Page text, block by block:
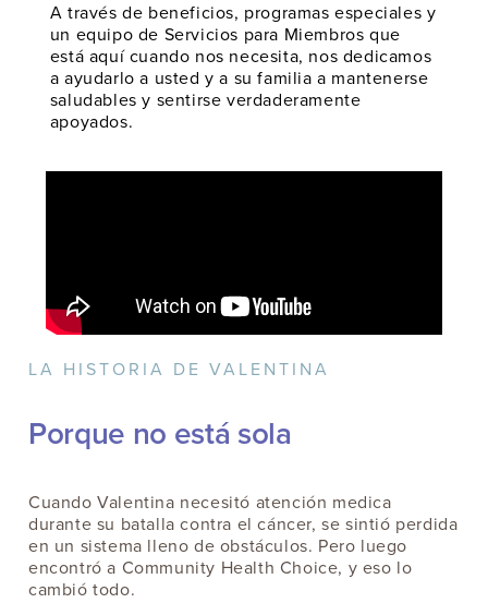
A través de beneficios, programas especiales y
un equipo de Servicios para Miembros que
está aquí cuando nos necesita, nos dedicamos
a ayudarlo a usted y a su familia a mantenerse
saludables y sentirse verdaderamente
apoyados.
LA HISTORIA DE VALENTINA
Porque no está sola
Cuando Valentina necesitó atención medica
durante su batalla contra el cáncer, se sintió perdida
en un sistema lleno de obstáculos. Pero luego
encontró a Community Health Choice, y eso lo
cambió todo.